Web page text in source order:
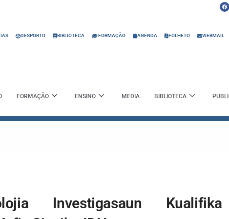
F
a
c
k
DESPORTO BIBLIOTECA FORMAÇÃO AGENDA FOLHETO WEBMAIL
FORMAÇÃO ENSINO MEDIA BIBLIOTECA
Investigasaun Kualifika